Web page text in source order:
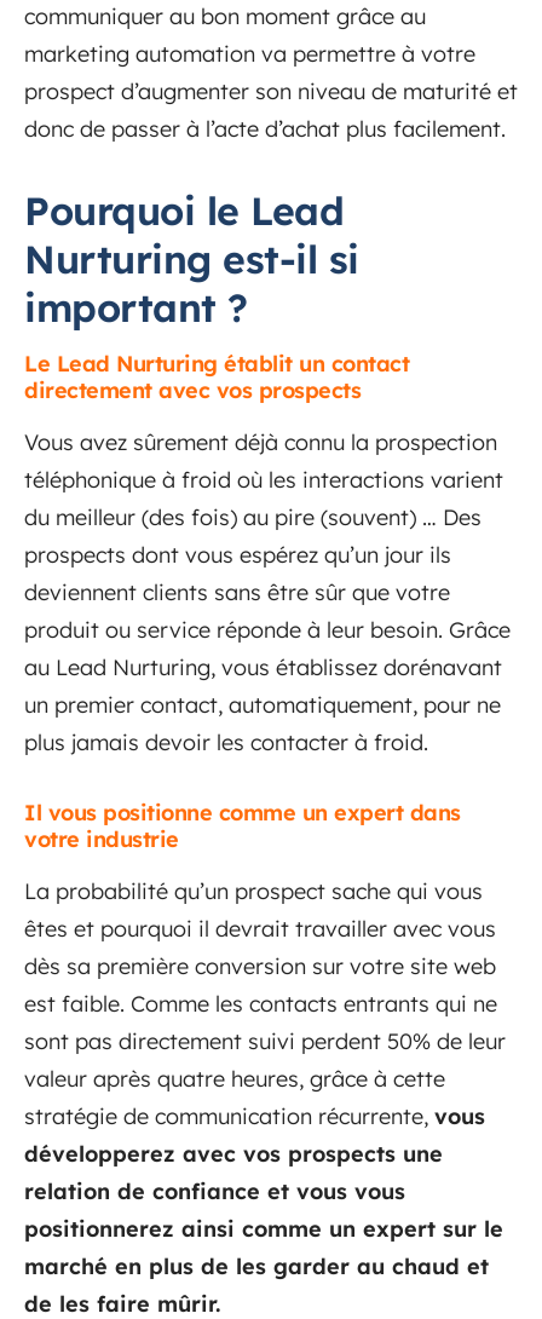
communiquer au bon moment grâce au
marketing automation va permettre à votre
prospect d’augmenter son niveau de maturité et
donc de passer à l’acte d’achat plus facilement.
Pourquoi le Lead
Nurturing est-il si
important ?
Le Lead Nurturing établit un contact
directement avec vos prospects
Vous avez sûrement déjà connu la prospection
téléphonique à froid où les interactions varient
du meilleur (des fois) au pire (souvent) … Des
prospects dont vous espérez qu’un jour ils
deviennent clients sans être sûr que votre
produit ou service réponde à leur besoin. Grâce
au Lead Nurturing, vous établissez dorénavant
un premier contact, automatiquement, pour ne
plus jamais devoir les contacter à froid.
Il vous positionne comme un expert dans
votre industrie
La probabilité qu’un prospect sache qui vous
êtes et pourquoi il devrait travailler avec vous
dès sa première conversion sur votre site web
est faible. Comme les contacts entrants qui ne
sont pas directement suivi perdent 50% de leur
valeur après quatre heures, grâce à cette
stratégie de communication récurrente, vous
développerez avec vos prospects une
relation de confiance et vous vous
positionnerez ainsi comme un expert sur le
marché en plus de les garder au chaud et
de les faire mûrir.